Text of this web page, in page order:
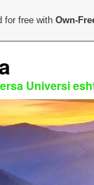
Universi
for free withOwn-